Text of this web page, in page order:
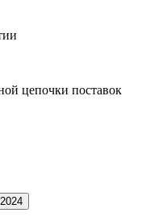
цепочки поставок